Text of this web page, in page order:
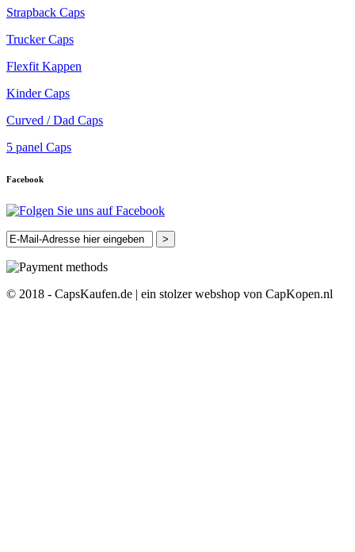
Strapback Caps
Trucker Caps
Flexfit Kappen
Kinder Caps
Curved / Dad Caps
5 panel Caps
Facebook
>
© 2018 - CapsKaufen.de | ein stolzer webshop von CapKopen.nl